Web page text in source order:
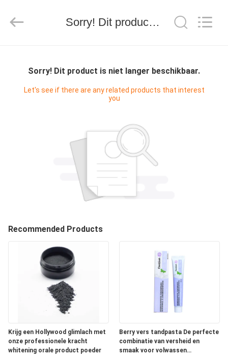
PRODUCTEN
ONGEVEER
FABRIEKSREIS
KWALITEITSCONTROLE
CONTACTEER
VERZOEK
OM
EEN
CENTER.
Sorry! Dit product is niet langer beschikbaar.
Sorry! Dit product is niet langer beschikbaar.
Let's see if there are any related products that interest
you
Recommended Products
Krijg een Hollywood glimlach met
onze professionele kracht
whitening orale product poeder
Berry vers tandpasta De perfecte
combinatie van versheid en
smaak voor volwassen